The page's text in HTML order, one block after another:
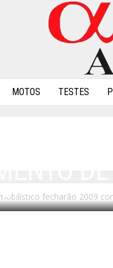
MOTOS TESTES
fecharão 2009
0